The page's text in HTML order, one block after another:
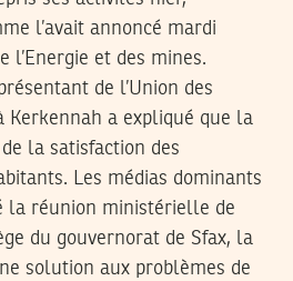
l’avait annoncé mardi
l’Energie et des mines.
de l’Union des
Kerkennah a expliqué que la
la satisfaction des
Les médias dominants
la réunion ministérielle de
du gouvernorat de Sfax, la
solution aux problèmes de